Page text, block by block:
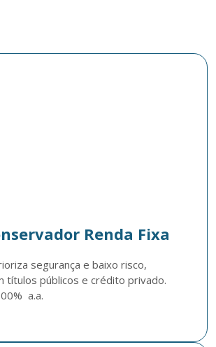
Renda Fixa
segurança e baixo risco,
títulos públicos e crédito privado.
a.a.